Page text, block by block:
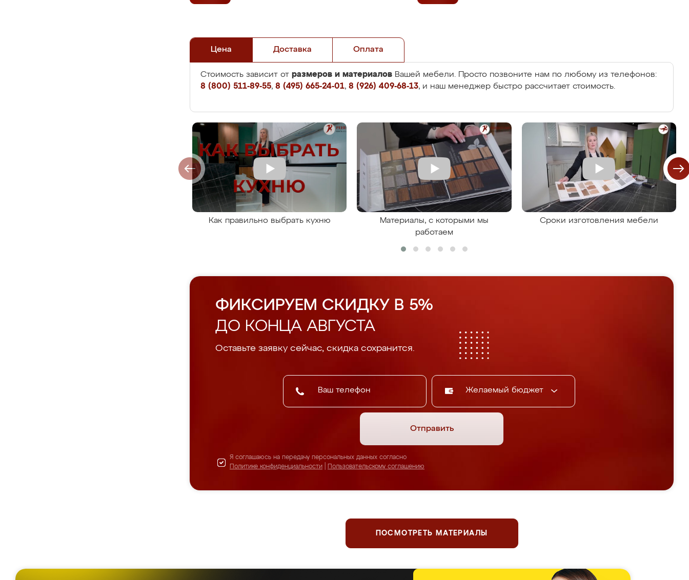
Цена Доставка Оплата
Стоимость зависит от размеров и материалов Вашей мебели. Просто позвоните нам по любому из телефонов:
8 (800) 511-89-55, 8 (495) 665-24-01, 8 (926) 409-68-13, и наш менеджер быстро рассчитает стоимость.
Как правильно выбрать кухню
Материалы, с которыми мы
работаем
Сроки изготовления мебели
ФИКСИРУЕМ СКИДКУ В 5%
ДО КОНЦА АВГУСТА
Оставьте заявку сейчас, скидка сохранится.
Желаемый бюджет
Отправить
Я соглашаюсь на передачу персональных данных согласно
Политике конфиденциальности
Пользовательскому соглашению
ПОСМОТРЕТЬ МАТЕРИАЛЫ